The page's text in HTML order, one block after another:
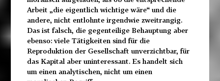
Arbeit „die eigentlich wichtige wäre“ und die
andere, nicht entlohnte irgendwie zweitrangig.
Das ist falsch, die gegenteilige Behauptung aber
ebenso: viele Tätigkeiten sind für die
Reproduktion der Gesellschaft unverzichtbar, für
das Kapital aber uninteressant. Es handelt sich
um einen analytischen, nicht um einen